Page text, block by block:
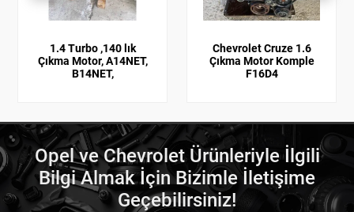
1.4 Turbo ,140 lık
Çıkma Motor, A14NET,
B14NET,
Chevrolet Cruze 1.6
Çıkma Motor Komple
F16D4
Opel ve Chevrolet Ürünleriyle İlgili
Bilgi Almak İçin Bizimle İletişime
Geçebilirsiniz!